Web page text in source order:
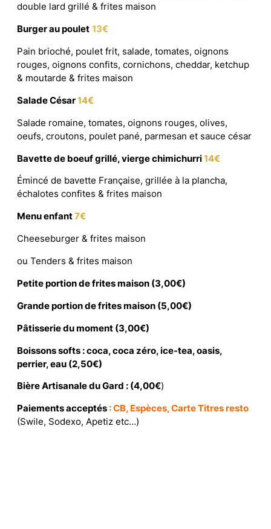
double lard grillé & frites maison
Burger au poulet 13€
Pain brioché, poulet frit, salade, tomates, oignons
rouges, oignons confits, cornichons, cheddar, ketchup
& moutarde & frites maison
Salade César14€
Salade romaine, tomates, oignons rouges, olives,
oeufs, croutons, poulet pané, parmesan et sauce césar
Bavette de boeuf grillé, vierge chimichurri14€
Émincé de bavette Française, grillée à la plancha,
échalotes confites & frites maison
Menu enfant7€
Cheeseburger & frites maison
ou Tenders & frites maison
Petite portion de frites maison (3,00€)
Grande portion de frites maison (5,00€)
Pâtisserie du moment (3,00€)
Boissons softs : coca, coca zéro, ice-tea, oasis,
perrier, eau (2,50€)
Bière Artisanale du Gard : (4,00€)
Paiements acceptés : CB, Espèces, Carte Titres resto
(Swile, Sodexo, Apetiz etc…)